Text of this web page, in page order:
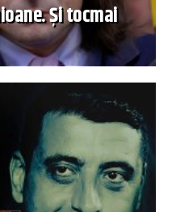
Și tocmai